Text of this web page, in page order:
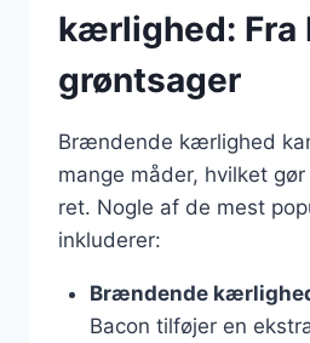
kærlighed: Fra
grøntsager
Brændende kærlighed
mange måder, hvilket
ret. Nogle af de mest
inkluderer:
Brændende
Bacon tilføjer en